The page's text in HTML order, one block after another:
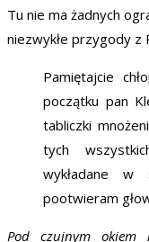
Tu nie ma żadnych
niezwykłe przygody z
Pamiętajcie
początku pan
tabliczki
tych
wykładane w
pootwieram
Pod czujnym okiem